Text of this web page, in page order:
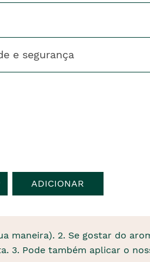
e segurança
ADICIONAR
maneira). 2. Se gostar do
3. Pode também aplicar o